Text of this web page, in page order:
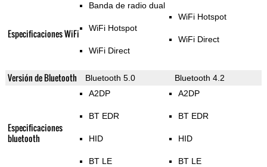
Especificaciones WiFi
Banda de radio dual
WiFi Hotspot
WiFi Direct
WiFi Hotspot
WiFi Direct
Versión de Bluetooth Bluetooth 5.0 Bluetooth 4.2
Especificaciones
bluetooth
A2DP
BT EDR
HID
BT LE
A2DP
BT EDR
HID
BT LE